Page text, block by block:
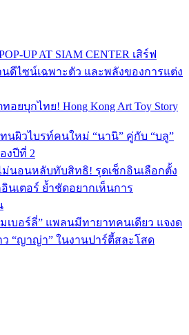
UP AT SIAM CENTER เสิร์ฟ
ดีไซน์เฉพาะตัว และพลังของการแต่ง
ยบุกไทย! Hong Kong Art Toy Story
นผิวไบรท์คนใหม่ “นานิ” คู่กับ “บลู”
งปีที่ 2
ม่นอนหลับทับสิทธิ! รุดเช็กอินเลือกตั้ง
นเตอร์ ย้ำชัดอยากเห็นการ
เบอร์ลี่” แพลนมีทายาทคนเดียว แจงด
ว “ญาญ่า” ในงานปาร์ตี้สละโสด